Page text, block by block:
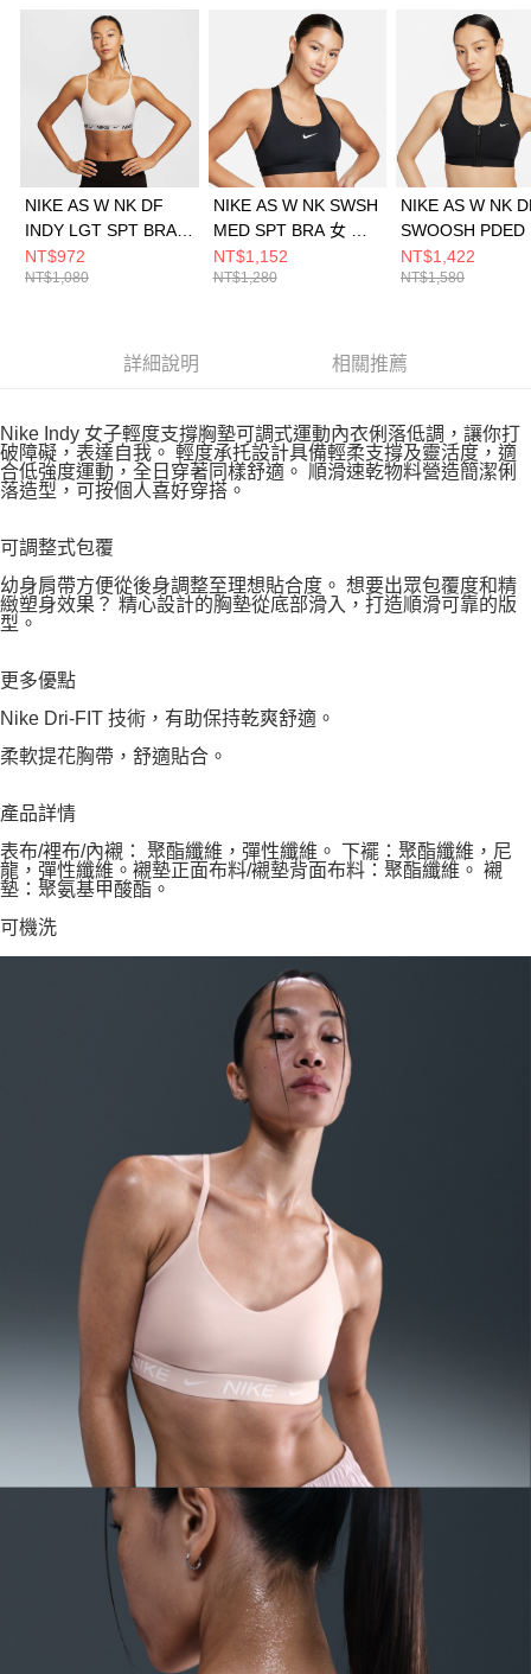
時審查核予不同之上限額度；若仍有額度不足之情形，本公司將視審查結果
請求用戶進行身份認證。
５．嚴禁一人註冊多個帳號或使用他人資訊註冊。若發現惡意使用之情形，
恩沛科技股份有限公司將有權停止該用戶之使用額度並採取法律行動。
NIKE AS W NK DF
INDY LGT SPT BRA
女 運動內衣
FD1063101
NT$972
NT$1,080
NIKE AS W NK SWSH
MED SPT BRA 女 運
動內衣 DX6822010
NT$1,152
NT$1,280
NIKE AS W NK
SWOOSH PDED
BRA 女 運動內衣
FN2732010
NT$1,422
NT$1,580
詳細說明 相關推薦
Nike Indy 女子輕度支撐胸墊可調式運動內衣俐落低調，讓你打
破障礙，表達自我。 輕度承托設計具備輕柔支撐及靈活度，適
合低強度運動，全日穿著同樣舒適。 順滑速乾物料營造簡潔俐
落造型，可按個人喜好穿搭。
可調整式包覆
幼身肩帶方便從後身調整至理想貼合度。 想要出眾包覆度和精
緻塑身效果？ 精心設計的胸墊從底部滑入，打造順滑可靠的版
型。
更多優點
Nike Dri-FIT 技術，有助保持乾爽舒適。
柔軟提花胸帶，舒適貼合。
產品詳情
表布/裡布/內襯： 聚酯纖維，彈性纖維。 下襬：聚酯纖維，尼
龍，彈性纖維。襯墊正面布料/襯墊背面布料：聚酯纖維。 襯
墊：聚氨基甲酸酯。
可機洗